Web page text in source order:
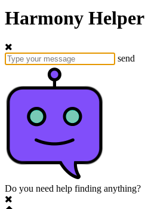
Harmony Helper
send
Do you need help finding anything?